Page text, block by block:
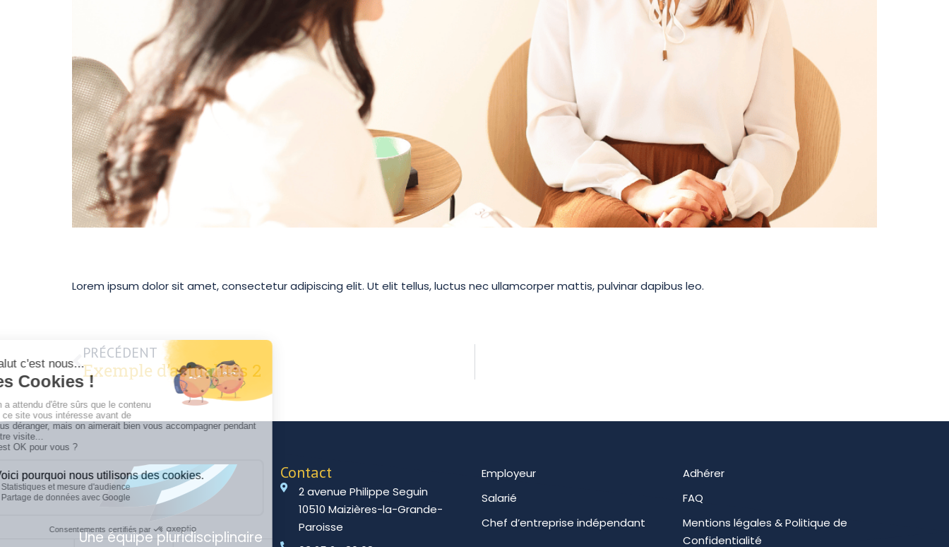
Lorem ipsum dolor sit amet, consectetur adipiscing elit. Ut elit tellus, luctus nec ullamcorper mattis, pulvinar dapibus leo.
PRÉCÉDENT
Exemple d’actualités 2
Une équipe pluridisciplinaire
Contact
2 avenue Philippe Seguin
10510 Maizières-la-Grande-
Paroisse
Employeur
Salarié
Chef d’entreprise indépendant
Adhérer
FAQ
Mentions légales & Politique de
Confidentialité